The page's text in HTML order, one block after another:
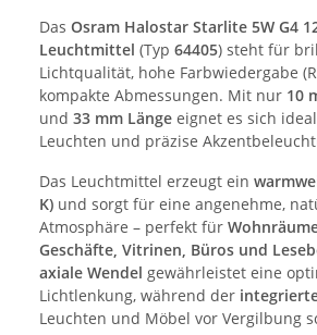
Das Osram Halostar Starlite 5W G4
Leuchtmittel (Typ 64405) steht für
Lichtqualität, hohe Farbwiedergabe
kompakte Abmessungen. Mit nur 10
und 33 mm Länge eignet es sich
Leuchten und präzise
Das Leuchtmittel erzeugt ein
K) und sorgt für eine angenehme,
Atmosphäre – perfekt für
Geschäfte, Vitrinen, Büros und
axiale Wendel gewährleistet eine
Lichtlenkung, während der
Leuchten und Möbel vor Vergilbung